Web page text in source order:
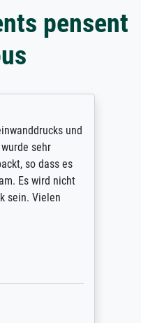
pensent
und
sehr
so dass es
Es wird nicht
sein. Vielen